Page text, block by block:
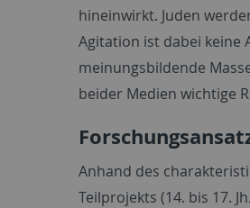
hineinwirkt. Juden
Agitation ist dabei keine
meinungsbildende
beider Medien wichtige
Anhand des
Teilprojekts (14. bis 17.